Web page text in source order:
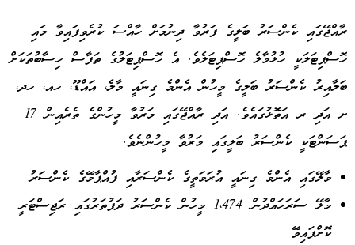
ރާއްޖޭގައި ކެންސަރު ބަލީގެ ފަރުވާ ދިނުމަށް ހާއްސަ ކުރެވިފައިވާ މައި
ހޮސްޕިޓަލަކީ ހުޅުމާލެ ހޮސްޕިޓަލެވެ. އެ ހޮސްޕިޓަލުގެ ތަފާސް ހިސާބުތަކަށް
ބަލާއިރު ކެންސަރު ބަލީގެ މީހުން އެންމެ ގިނައީ މާލެ، އައްޑޫ، ހއ، ހދ،
ށ އަދި ރ އަތޮޅުގައެވެ. އަދި ރާއްޖޭގައި މަރުވާ މީހުންގެ ތެރެއިން 17
ޕަސަންޓަކީ ކެންސަރު ބަލީގައި މަރުވާ މީހުންނެވެ.
މާލޭގައި އެންމެ ގިނައީ އުރަމަތީގެ ކެންސަރާއި ފުއްޕާމޭގެ ކެންސަރު
މާލޭ ސަރަހައްދުން 1،474 މީހުން ކެންސަރު ދަފުތަރުގައި ރަޖިސްޓަރީ
ކޮށްފައިވޭ